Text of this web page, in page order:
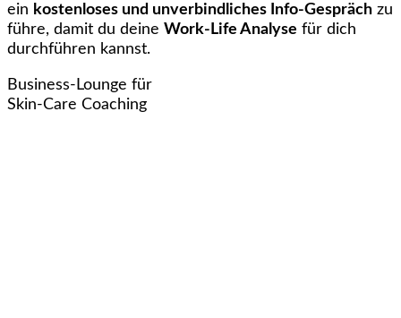
ein kostenloses und unverbindliches Info-Gespräch zu
führe, damit du deine Work-Life Analyse für dich
durchführen kannst.
Business-Lounge für
Skin-Care Coaching